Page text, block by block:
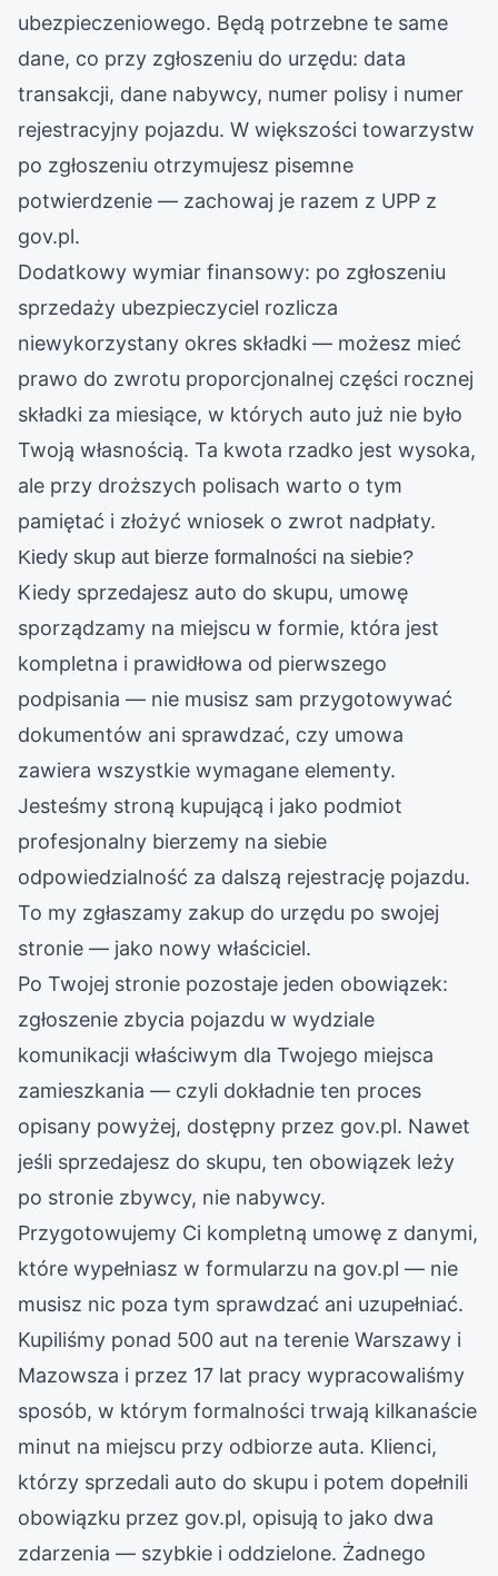
ubezpieczeniowego. Będą potrzebne te same
dane, co przy zgłoszeniu do urzędu: data
transakcji, dane nabywcy, numer polisy i numer
rejestracyjny pojazdu. W większości towarzystw
po zgłoszeniu otrzymujesz pisemne
potwierdzenie — zachowaj je razem z UPP z
gov.pl.
Dodatkowy wymiar finansowy: po zgłoszeniu
sprzedaży ubezpieczyciel rozlicza
niewykorzystany okres składki — możesz mieć
prawo do zwrotu proporcjonalnej części rocznej
składki za miesiące, w których auto już nie było
Twoją własnością. Ta kwota rzadko jest wysoka,
ale przy droższych polisach warto o tym
pamiętać i złożyć wniosek o zwrot nadpłaty.
Kiedy skup aut bierze formalności na siebie?
Kiedy sprzedajesz auto do skupu, umowę
sporządzamy na miejscu w formie, która jest
kompletna i prawidłowa od pierwszego
podpisania — nie musisz sam przygotowywać
dokumentów ani sprawdzać, czy umowa
zawiera wszystkie wymagane elementy.
Jesteśmy stroną kupującą i jako podmiot
profesjonalny bierzemy na siebie
odpowiedzialność za dalszą rejestrację pojazdu.
To my zgłaszamy zakup do urzędu po swojej
stronie — jako nowy właściciel.
Po Twojej stronie pozostaje jeden obowiązek:
zgłoszenie zbycia pojazdu w wydziale
komunikacji właściwym dla Twojego miejsca
zamieszkania — czyli dokładnie ten proces
opisany powyżej, dostępny przez gov.pl. Nawet
jeśli sprzedajesz do skupu, ten obowiązek leży
po stronie zbywcy, nie nabywcy.
Przygotowujemy Ci kompletną umowę z danymi,
które wypełniasz w formularzu na gov.pl — nie
musisz nic poza tym sprawdzać ani uzupełniać.
Kupiliśmy ponad 500 aut na terenie Warszawy i
Mazowsza i przez 17 lat pracy wypracowaliśmy
sposób, w którym formalności trwają kilkanaście
minut na miejscu przy odbiorze auta. Klienci,
którzy sprzedali auto do skupu i potem dopełnili
obowiązku przez gov.pl, opisują to jako dwa
zdarzenia — szybkie i oddzielone. Żadnego